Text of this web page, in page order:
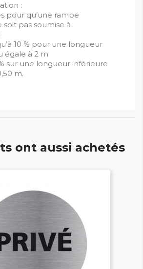
:
pour qu’une rampe
pas soumise à
10 % pour une longueur
égale à 2 m
% sur une longueur inférieure
m.
ont aussi achetés